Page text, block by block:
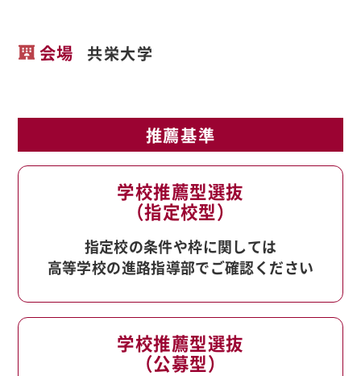
会場 共栄大学
推薦基準
学校推薦型選抜
（指定校型）
指定校の条件や枠に関しては
高等学校の進路指導部でご確認ください
学校推薦型選抜
（公募型）